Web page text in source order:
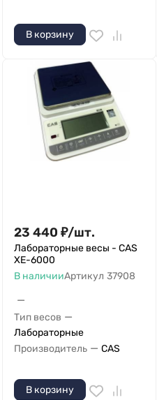
В корзину
23 440 ₽/шт.
Лабораторные весы - CAS
XE-6000
В наличииАртикул 37908
—
Тип весов —
Лабораторные
Производитель — CAS
В корзину